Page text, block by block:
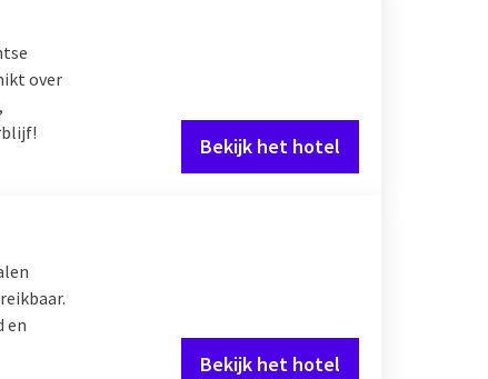
over
Bekijk het hotel
en
Bekijk het hotel